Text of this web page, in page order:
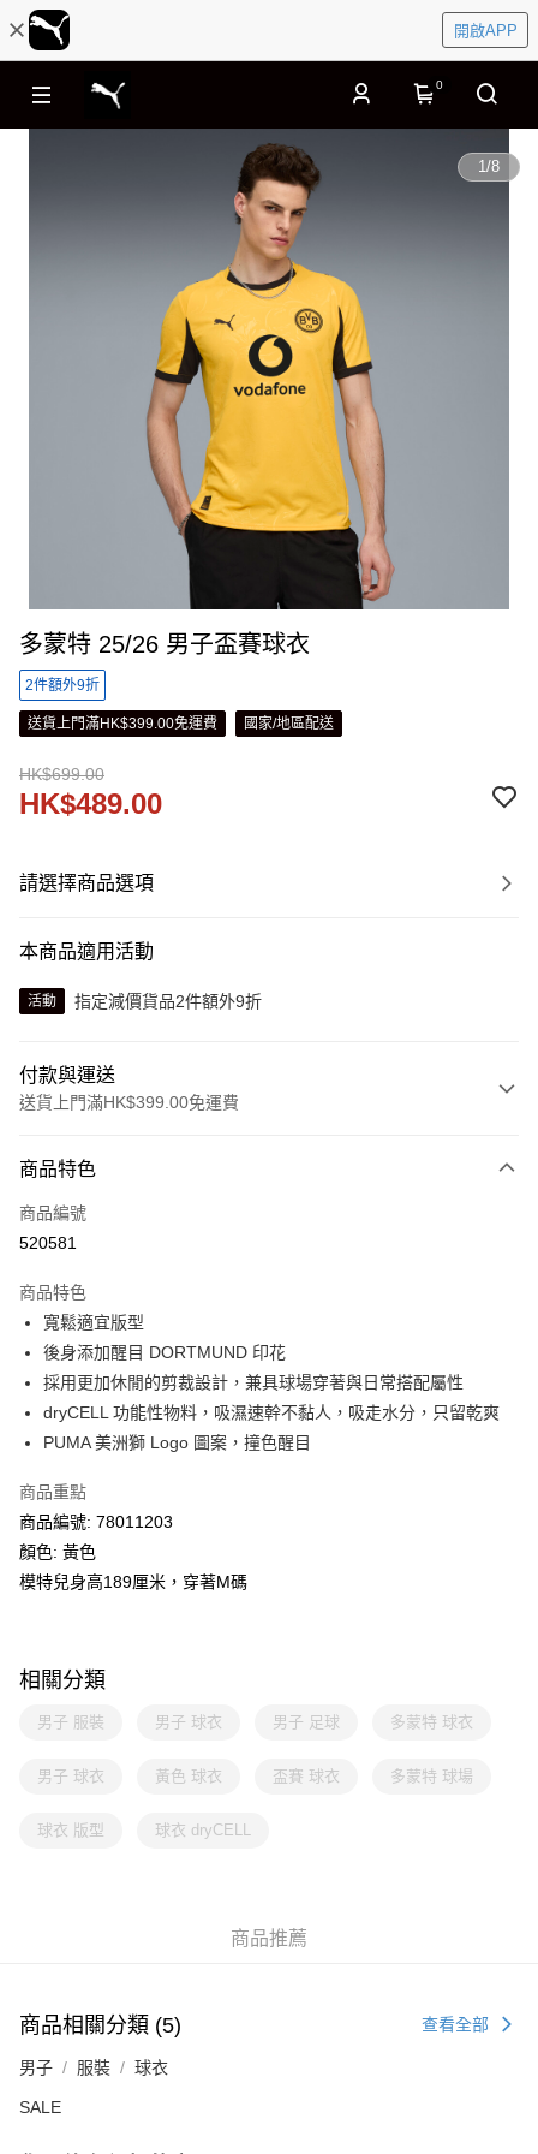
開啟APP
0
1/8
多蒙特 25/26 男子盃賽球衣
2件額外9折
送貨上門滿HK$399.00免運費 國家/地區配送
HK$699.00
HK$489.00
請選擇商品選項
本商品適用活動
活動 指定減價貨品2件額外9折
付款與運送
送貨上門滿HK$399.00免運費
信用卡
線上付款
Alipay, PayMe, WeChat Pay, UnionPay, FPS
送貨方式
單筆訂單淨值滿$399可享免運費優惠
每筆HK$30.00，滿HK$399.00或以上免運費
滿$599可享澳門免運費優惠
商品特色
商品編號
520581
商品特色
寬鬆適宜版型
後身添加醒目 DORTMUND 印花
採用更加休閒的剪裁設計，兼具球場穿著與日常搭配屬性
dryCELL 功能性物料，吸濕速幹不黏人，吸走水分，只留乾爽
PUMA 美洲獅 Logo 圖案，撞色醒目
商品重點
商品編號: 78011203
顏色: 黃色
模特兒身高189厘米，穿著M碼
相關分類
男子 服裝 男子 球衣 男子 足球 多蒙特 球衣
男子 球衣 黃色 球衣 盃賽 球衣 多蒙特 球場
球衣 版型 球衣 dryCELL
商品推薦
商品相關分類 (5) 查看全部
男子 服裝 球衣
SALE